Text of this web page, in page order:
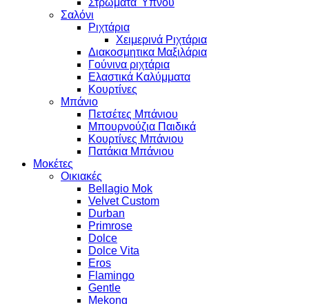
Στρώματα Ύπνου
Σαλόνι
Ριχτάρια
Χειμερινά Ριχτάρια
Διακοσμητικα Μαξιλάρια
Γούνινα ριχτάρια
Ελαστικά Καλύμματα
Κουρτίνες
Μπάνιο
Πετσέτες Μπάνιου
Μπουρνούζια Παιδικά
Κουρτίνες Μπάνιου
Πατάκια Μπάνιου
Μοκέτες
Οικιακές
Bellagio Mok
Velvet Custom
Durban
Primrose
Dolce
Dolce Vita
Eros
Flamingo
Gentle
Mekong